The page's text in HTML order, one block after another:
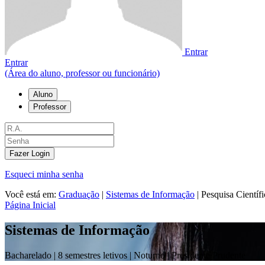
Entrar
Entrar
(Área do aluno, professor ou funcionário)
Aluno
Professor
Fazer Login
Esqueci minha senha
Você está em: Graduação | Sistemas de Informação | Pesquisa
Página Inicial
Sistemas de Informação
Bacharelado | 8 semestres letivos | Noturno| Presidente Prudente